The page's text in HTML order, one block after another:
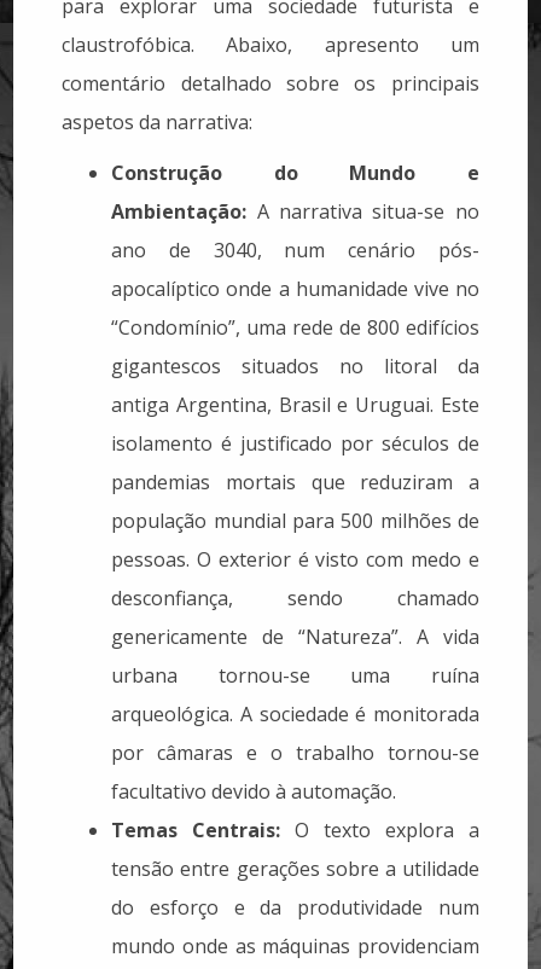
para explorar uma sociedade futurista e
claustrofóbica. Abaixo, apresento um
comentário detalhado sobre os principais
aspetos da narrativa:
Construção do Mundo e
Ambientação: A narrativa situa-se no
ano de 3040, num cenário pós-
apocalíptico onde a humanidade vive no
“Condomínio”, uma rede de 800 edifícios
gigantescos situados no litoral da
antiga Argentina, Brasil e Uruguai. Este
isolamento é justificado por séculos de
pandemias mortais que reduziram a
população mundial para 500 milhões de
pessoas. O exterior é visto com medo e
desconfiança, sendo chamado
genericamente de “Natureza”. A vida
urbana tornou-se uma ruína
arqueológica. A sociedade é monitorada
por câmaras e o trabalho tornou-se
facultativo devido à automação.
Temas Centrais: O texto explora a
tensão entre gerações sobre a utilidade
do esforço e da produtividade num
mundo onde as máquinas providenciam